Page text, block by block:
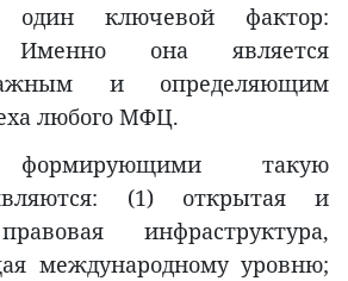
один ключевой фактор:
Именно она является
и определяющим
любого МФЦ.
формирующими такую
(1) открытая и
инфраструктура,
международному уровню;